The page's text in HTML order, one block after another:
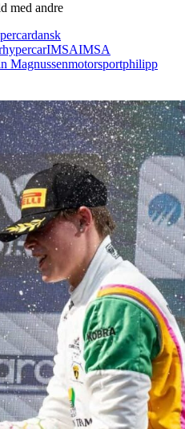
med andre
dansk
hypercarIMSAIMSA
Magnussenmotorsportphilipp